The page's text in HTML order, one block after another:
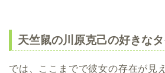
天竺鼠の川原克己の好きな
では、ここまでで彼女の存在が見